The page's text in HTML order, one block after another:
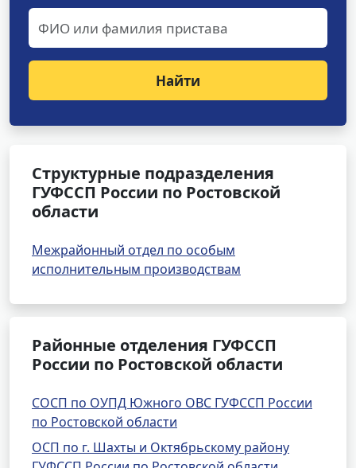
Найти
Структурные подразделения
ГУФССП России по Ростовской
области
Межрайонный отдел по особым
исполнительным производствам
Районные отделения ГУФССП
России по Ростовской области
СОСП по ОУПД Южного ОВС ГУФССП России
по Ростовской области
ОСП по г. Шахты и Октябрьскому району